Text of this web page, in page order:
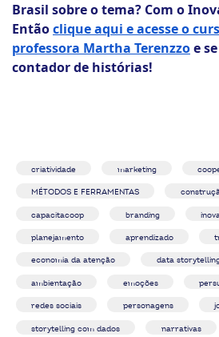
Brasil sobre o tema? Com o
Entãoclique aqui e acesse o
professora Martha Terenzzoe
contador de histórias!
criatividade marketing
MÉTODOS E FERRAMENTAS
capacitacoop branding
planejamento aprendizado
economia da atenção data
ambientação emoções
redes sociais personagens
storytelling com dados narrativas